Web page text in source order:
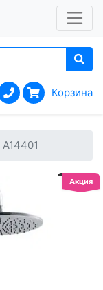
Корзина
Акция